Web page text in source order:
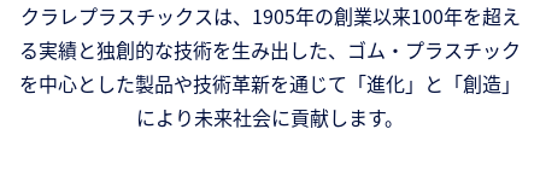
クラレプラスチックスは、1905年の創業以来100年を超え
る実績と独創的な技術を生み出した、ゴム・プラスチック
を中心とした製品や技術革新を通じて「進化」と「創造」
により未来社会に貢献します。